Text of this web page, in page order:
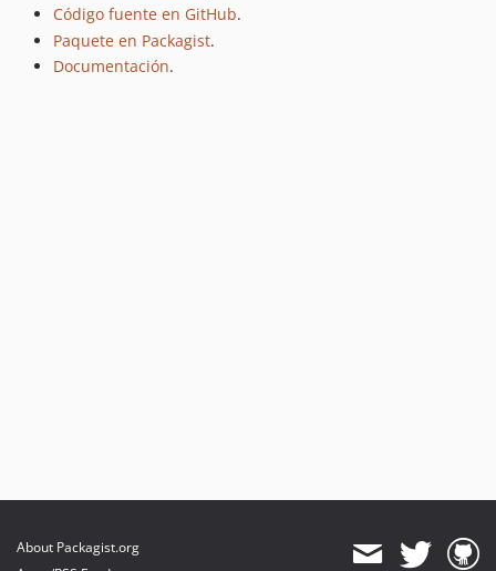
Código fuente en GitHub.
Paquete en Packagist.
Documentación.
About Packagist.org